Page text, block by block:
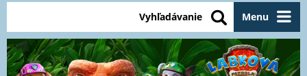
Menu
Vyhľadávanie